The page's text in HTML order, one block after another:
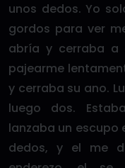
unos dedos. Yo
gordos para ver
abría y cerraba a
pajearme
y cerraba su ano.
luego dos.
lanzaba un escupo
dedos, y el me